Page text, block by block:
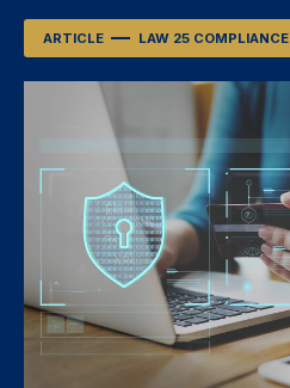
ARTICLE LAW 25 COMPLIANCE